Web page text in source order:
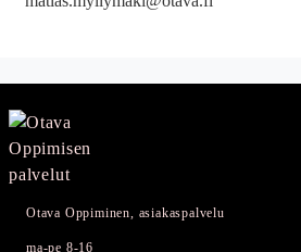
Otava Oppiminen, asiakaspalvelu
ma-pe 8-16